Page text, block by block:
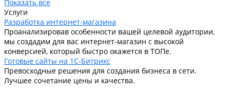
Показать все
Услуги
Разработка интернет-магазина
Проанализировав особенности вашей целевой аудитории,
мы создадим для вас интернет-магазин с высокой
конверсией, который быстро окажется в ТОПе.
Готовые сайты на 1С-Битрикс
Превосходные решения для создания бизнеса в сети.
Лучшее сочетание цены и качества.